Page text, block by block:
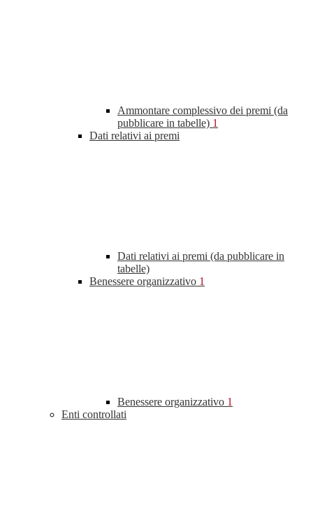
Ammontare complessivo dei premi (da
pubblicare in tabelle) 1
Dati relativi ai premi
Dati relativi ai premi (da pubblicare in
tabelle)
Benessere organizzativo 1
Benessere organizzativo 1
Enti controllati